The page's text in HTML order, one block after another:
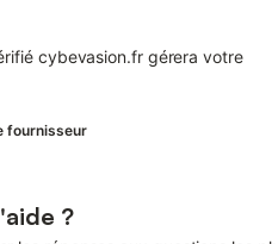
cybevasion.fr gérera votre
fournisseur
?